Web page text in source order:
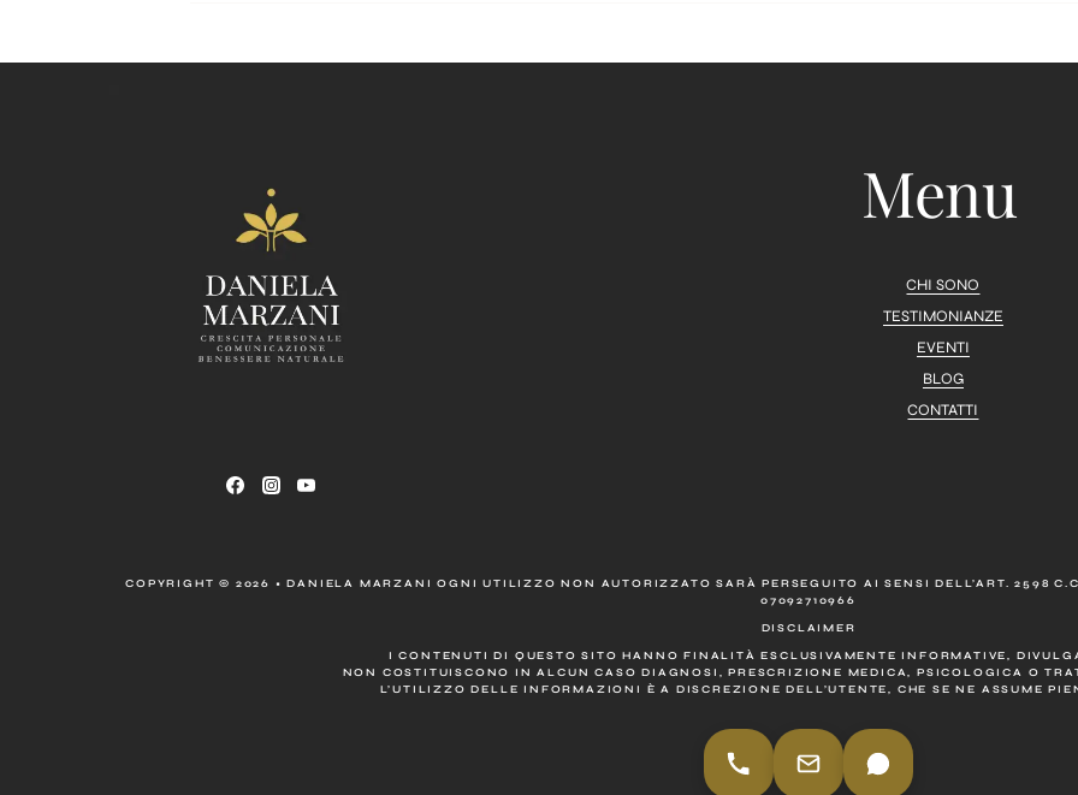
Menu
CHI SONO
TESTIMONIANZE
EVENTI
BLOG
CONTATTI
COPYRIGHT © 2026 • DANIELA MARZANI OGNI UTILIZZO NON AUTORIZZATO SARÀ PERSEGUITO AI SENSI DELL’ART. 2598
07092710966
DISCLAIMER
I CONTENUTI DI QUESTO SITO HANNO FINALITÀ ESCLUSIVAMENTE INFORMATIVE,
NON COSTITUISCONO IN ALCUN CASO DIAGNOSI, PRESCRIZIONE MEDICA, PSICOLOGICA O
L’UTILIZZO DELLE INFORMAZIONI È A DISCREZIONE DELL’UTENTE, CHE SE NE ASSUME